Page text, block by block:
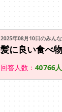
2025年08月10日のみん
髪に良い食べ
回答人数：40766人